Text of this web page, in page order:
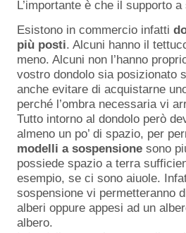
L’importante è che il supporto
Esistono in commercio infatti
più posti. Alcuni hanno il
meno. Alcuni non l’hanno
vostro dondolo sia posizionato
anche evitare di acquistarne
perché l’ombra necessaria vi
Tutto intorno al dondolo però
almeno un po’ di spazio, per
modelli a sospensione sono
possiede spazio a terra
esempio, se ci sono aiuole.
sospensione vi permetteranno
alberi oppure appesi ad un
albero.